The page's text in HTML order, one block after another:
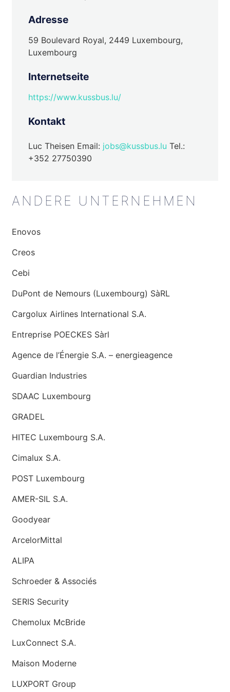
Adresse
59 Boulevard Royal, 2449 Luxembourg,
Luxembourg
Internetseite
https://www.kussbus.lu/
Kontakt
Luc Theisen Email: jobs@kussbus.lu Tel.:
+352 27750390
ANDERE UNTERNEHMEN
Enovos
Creos
Cebi
DuPont de Nemours (Luxembourg) SàRL
Cargolux Airlines International S.A.
Entreprise POECKES Sàrl
Agence de l’Énergie S.A. – energieagence
Guardian Industries
SDAAC Luxembourg
GRADEL
HITEC Luxembourg S.A.
Cimalux S.A.
POST Luxembourg
AMER-SIL S.A.
Goodyear
ArcelorMittal
ALIPA
Schroeder & Associés
SERIS Security
Chemolux McBride
LuxConnect S.A.
Maison Moderne
LUXPORT Group